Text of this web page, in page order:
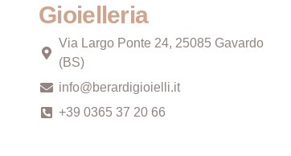
Gioielleria
Via Largo Ponte 24, 25085 Gavardo
(BS)
info@berardigioielli.it
+39 0365 37 20 66